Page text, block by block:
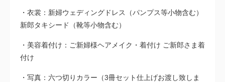
衣裳：新婦ウェディングドレス（パンプス等小物含む）
新郎タキシード（靴等小物含む）
美容着付け：ご新婦様ヘアメイク・着付け ご新郎さま着
付け
写真：六つ切りカラー（3冊セット仕上げお渡し致しま